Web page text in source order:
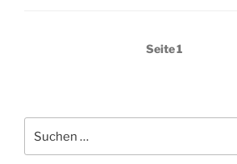
Seitennummerierung
Seite1
nach: